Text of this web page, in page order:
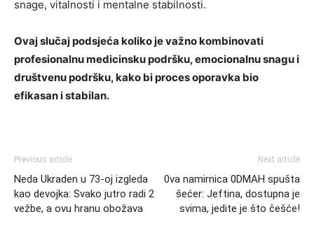
snage, vitalnosti i mentalne stabilnosti.
Ovaj slučaj podsjeća koliko je važno kombinovati
profesionalnu medicinsku podršku, emocionalnu snagu i
društvenu podršku, kako bi proces oporavka bio
efikasan i stabilan.
Previous article
Neda Ukraden u 73-oj izgleda
kao devojka: Svako jutro radi 2
vežbe, a ovu hranu obožava
Next article
0va namirnica 0DMAH spušta
šećer: Jeftina, dostupna je
svima, jedite je što češće!